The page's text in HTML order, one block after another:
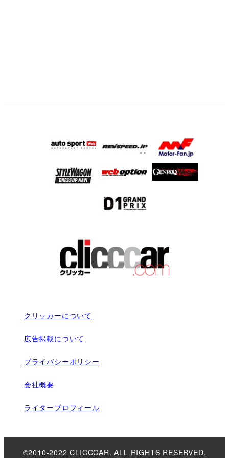
クリッカーについて
広告掲載について
プライバシーポリシー
会社概要
ライタープロフィール
©2010-2022 CLICCCAR. ALL RIGHTS RESERVED.